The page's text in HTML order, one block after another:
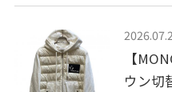
【
ウン切